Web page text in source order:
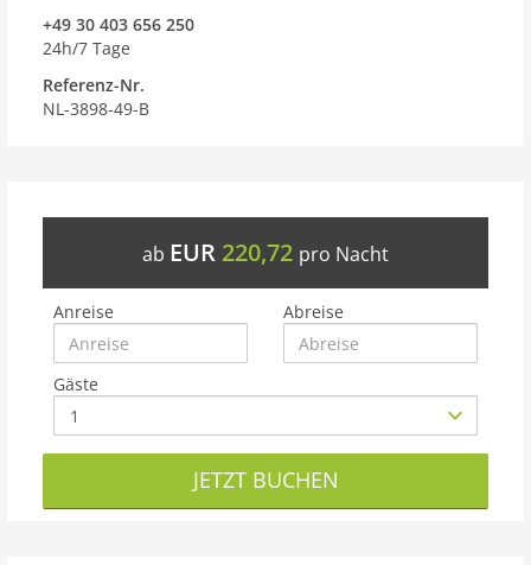
+49 30 403 656 250
24h/7 Tage
Referenz-Nr.
NL-3898-49-B
ab EUR 220,72 pro Nacht
Anreise Abreise
Gäste
JETZT BUCHEN